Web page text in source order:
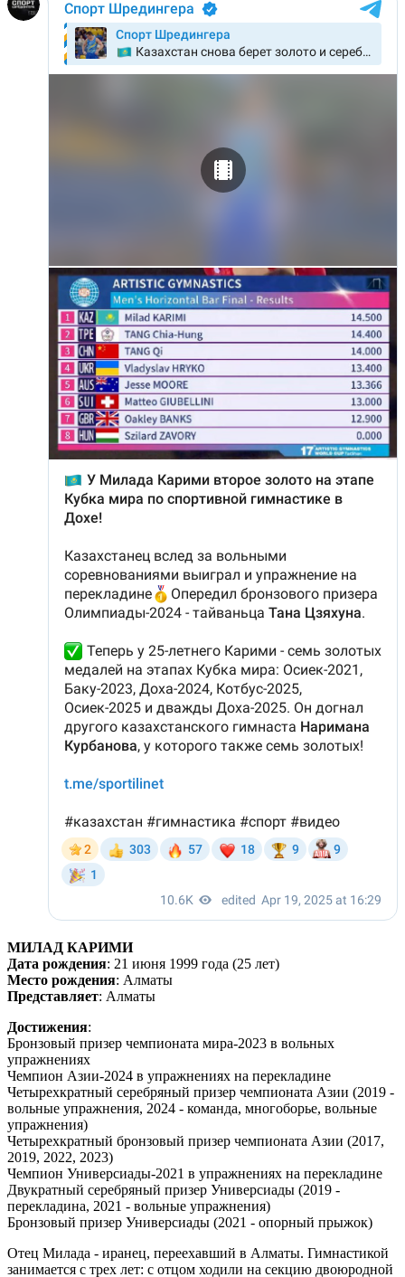
МИЛАД КАРИМИ
Дата рождения: 21 июня 1999 года (25 лет)
Место рождения: Алматы
Представляет: Алматы
Достижения:
Бронзовый призер чемпионата мира-2023 в вольных
упражнениях
Чемпион Азии-2024 в упражнениях на перекладине
Четырехкратный серебряный призер чемпионата Азии (2019 -
вольные упражнения, 2024 - команда, многоборье, вольные
упражнения)
Четырехкратный бронзовый призер чемпионата Азии (2017,
2019, 2022, 2023)
Чемпион Универсиады-2021 в упражнениях на перекладине
Двукратный серебряный призер Универсиады (2019 -
перекладина, 2021 - вольные упражнения)
Бронзовый призер Универсиады (2021 - опорный прыжок)
Отец Милада - иранец, переехавший в Алматы. Гимнастикой
занимается с трех лет: с отцом ходили на секцию двоюродной